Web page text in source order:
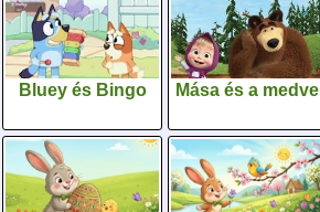
Bluey és Bingo Mása és a medve